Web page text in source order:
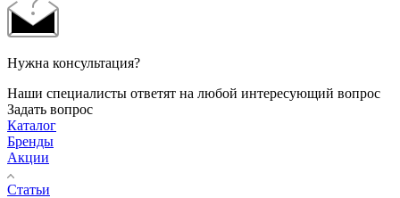
Нужна консультация?
Наши специалисты ответят на любой интересующий вопрос
Задать вопрос
Каталог
Бренды
Акции
Статьи